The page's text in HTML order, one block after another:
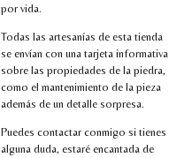
por vida.
Todas las artesanías de esta tienda
se envían con una tarjeta informativa
sobre las propiedades de la piedra,
como el mantenimiento de la pieza
además de un detalle sorpresa.
Puedes contactar conmigo si tienes
alguna duda, estaré encantada de